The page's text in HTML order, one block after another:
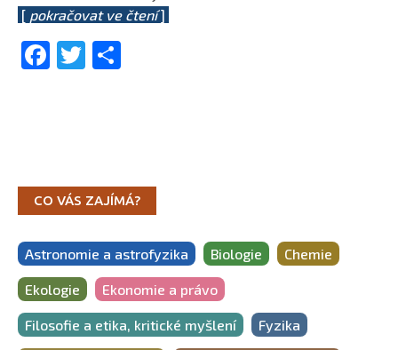
[ pokračovat ve čtení]
Facebook
Twitter
CO VÁS ZAJÍMÁ?
Astronomie a astrofyzika Biologie Chemie
Ekologie Ekonomie a právo
Filosofie a etika, kritické myšlení Fyzika